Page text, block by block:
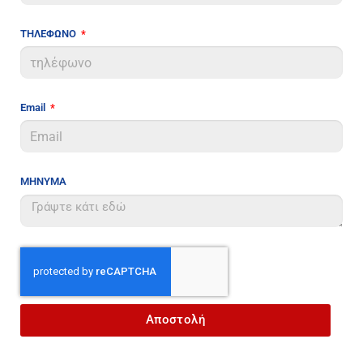
ΤΗΛΕΦΩΝΟ
Email
ΜΗΝΥΜΑ
Αποστολή